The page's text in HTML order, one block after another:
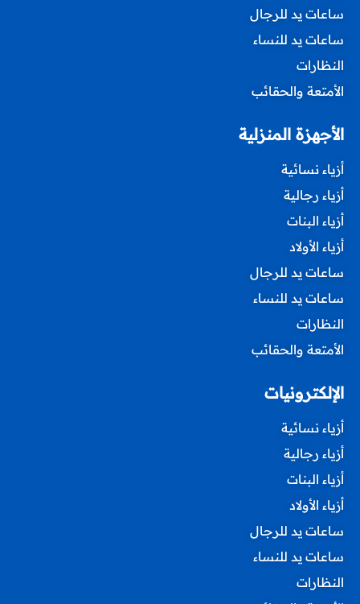
ساعات يد للرجال
ساعات يد للنساء
النظارات
الأمتعة والحقائب
الأجهزة المنزلية
أزياء نسائية
أزياء رجالية
أزياء البنات
أزياء الأولاد
ساعات يد للرجال
ساعات يد للنساء
النظارات
الأمتعة والحقائب
الإلكترونيات
أزياء نسائية
أزياء رجالية
أزياء البنات
أزياء الأولاد
ساعات يد للرجال
ساعات يد للنساء
النظارات